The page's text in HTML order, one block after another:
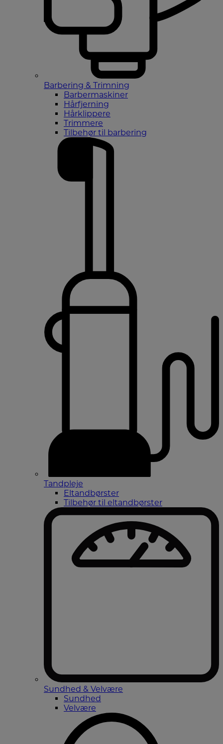
Barbering & Trimning
Barbermaskiner
Hårfjerning
Hårklippere
Trimmere
Tilbehør til barbering
Tandpleje
Eltandbørster
Tilbehør til eltandbørster
Sundhed & Velvære
Sundhed
Velvære